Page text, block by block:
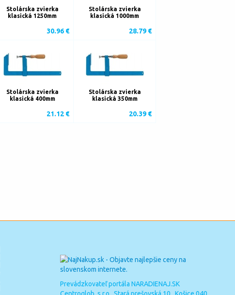
Stolárska zvierka
klasická 1250mm
30.96 €
Stolárska zvierka
klasická 1000mm
28.79 €
Stolárska zvierka
klasická 400mm
21.12 €
Stolárska zvierka
klasická 350mm
20.39 €
Prevádzkovateľ portála NARADIENAJ.SK